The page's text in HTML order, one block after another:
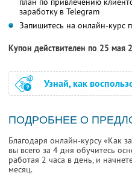
заработку в Telegram
Запишитесь на онлайн-курс
Купон действителен по 25 мая
Узнай, как
ПОДРОБНЕЕ О
Благодаря онлайн-курсу «Как
вы всего за 4 дня обучитесь
работая 2 часа в день, и
месяц.